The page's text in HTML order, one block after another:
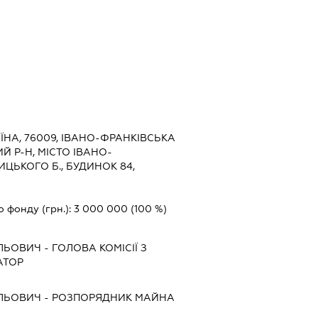
76009, ІВАНО-ФРАНКІВСЬКА
Р-Н, МІСТО ІВАНО-
Б., БУДИНОК 84,
фонду (грн.):3 000 000 (100 %)
- ГОЛОВА КОМІСІЇ З
- РОЗПОРЯДНИК МАЙНА